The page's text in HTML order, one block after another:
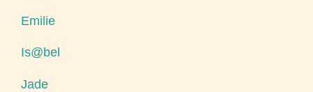
Emilie
Is@bel
Jade